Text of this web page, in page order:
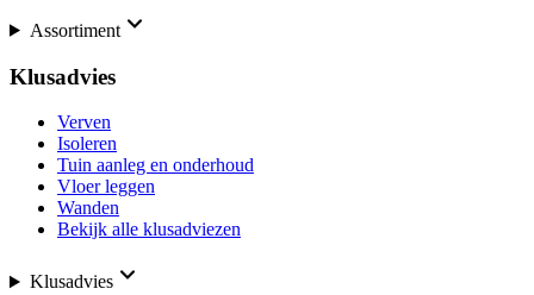
Assortiment
Klusadvies
Verven
Isoleren
Tuin aanleg en onderhoud
Vloer leggen
Wanden
Bekijk alle klusadviezen
Klusadvies